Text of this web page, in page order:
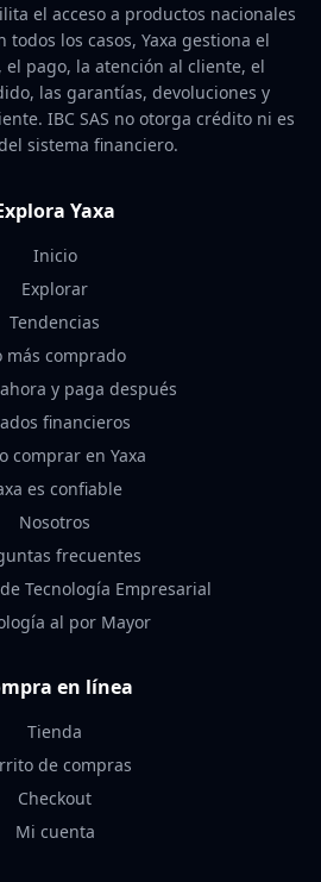
el acceso a productos nacionales
todos los casos, Yaxa gestiona el
el pago, la atención al cliente, el
las garantías, devoluciones y
IBC SAS no otorga crédito ni es
sistema financiero.
Yaxa
Inicio
Explorar
Tendencias
más comprado
y paga después
financieros
comprar en Yaxa
es confiable
Nosotros
frecuentes
Tecnología Empresarial
al por Mayor
en línea
Tienda
de compras
Checkout
Mi cuenta